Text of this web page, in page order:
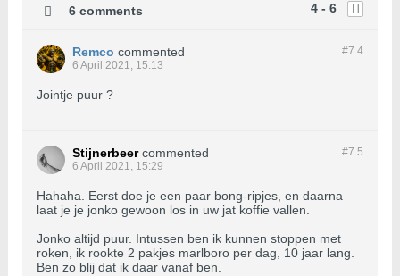
4 - 6
6 comments
#7.4
Remco commented
6 April 2021, 15:13
Jointje puur ?
#7.5
Stijnerbeer commented
6 April 2021, 15:29
Hahaha. Eerst doe je een paar bong-ripjes, en daarna
laat je je jonko gewoon los in uw jat koffie vallen.
Jonko altijd puur. Intussen ben ik kunnen stoppen met
roken, ik rookte 2 pakjes marlboro per dag, 10 jaar lang.
Ben zo blij dat ik daar vanaf ben.